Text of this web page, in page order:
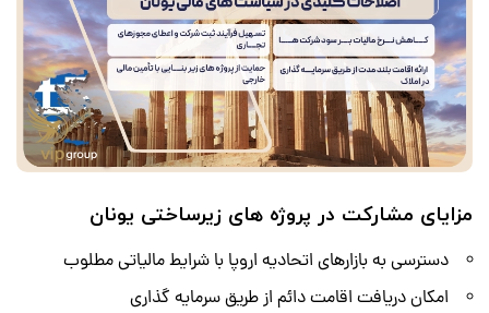
مزایای مشارکت در پروژه های زیرساختی یونان
دسترسی به بازارهای اتحادیه اروپا با شرایط مالیاتی مطلوب
امکان دریافت اقامت دائم از طریق سرمایه گذاری